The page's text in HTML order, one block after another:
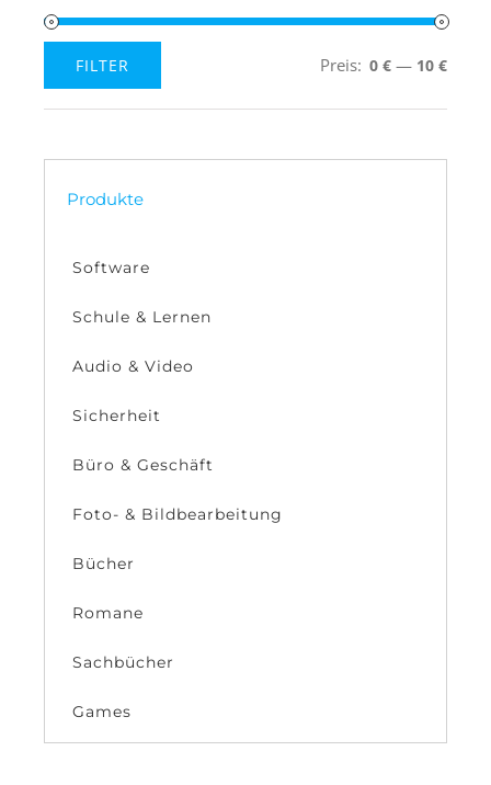
Preis
Preis
FILTER Preis: 0 € — 10 €
Produkte
Software
Schule & Lernen
Audio & Video
Sicherheit
Büro & Geschäft
Foto- & Bildbearbeitung
Bücher
Romane
Sachbücher
Games